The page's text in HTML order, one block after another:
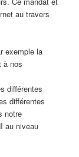
au travers
exemple la
à nos
différentes
différentes
notre
au niveau